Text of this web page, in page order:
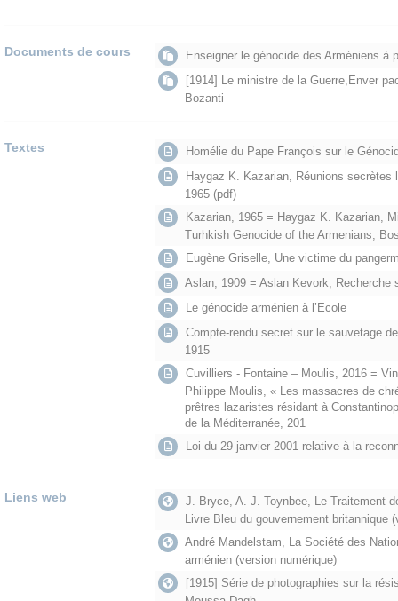
Documents de cours
Enseigner le génocide des Arméniens à
[1914] Le ministre de la Guerre,Enver
Bozanti
Textes
Homélie du Pape François sur le
Haygaz K. Kazarian, Réunions
1965 (pdf)
Kazarian, 1965 = Haygaz K. Kazarian,
Turhkish Genocide of the Armenians,
Eugène Griselle, Une victime du
Aslan, 1909 = Aslan Kevork, Recherche
Le génocide arménien à l’Ecole
Compte-rendu secret sur le sauvetage
1915
Cuvilliers - Fontaine – Moulis, 2016 =
Philippe Moulis, « Les massacres de
prêtres lazaristes résidant à
de la Méditerranée, 201
Loi du 29 janvier 2001 relative à la
Liens web
J. Bryce, A. J. Toynbee, Le Traitement
Livre Bleu du gouvernement britannique
André Mandelstam, La Société des
arménien (version numérique)
[1915] Série de photographies sur la